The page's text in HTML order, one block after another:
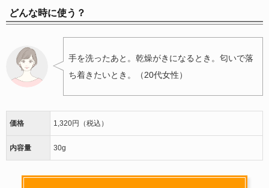
どんな時に使う？
手を洗ったあと。乾燥がきになるとき。匂いで落
ち着きたいとき。（20代女性）
価格 1,320円（税込）
内容量 30g